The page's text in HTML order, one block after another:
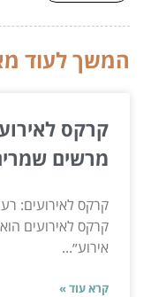
המשך לעוד
קרקס
מרשים
קרקס לאירועים:
קרקס לאירועים
אירוע״...
קרא עוד »